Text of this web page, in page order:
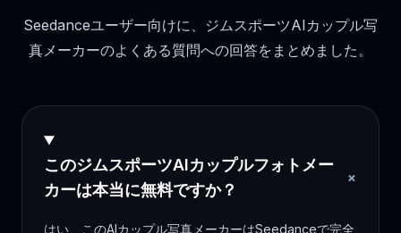
Seedanceユーザー向けに、ジムスポーツAIカップル写
真メーカーのよくある質問への回答をまとめました。
このジムスポーツAIカップルフォトメー
カーは本当に無料ですか？
+
はい、このAIカップル写真メーカーはSeedanceで完全